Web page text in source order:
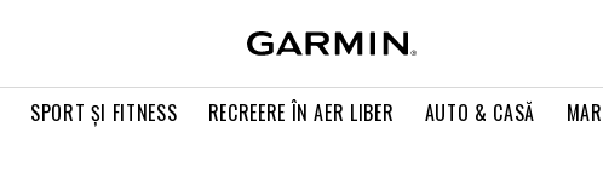
SPORT ŞI FITNESS RECREERE ÎN AER LIBER AUTO & CASĂ